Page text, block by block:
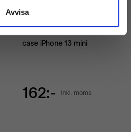
Avvisa
case iPhone 13 mini
162:- Inkl. moms